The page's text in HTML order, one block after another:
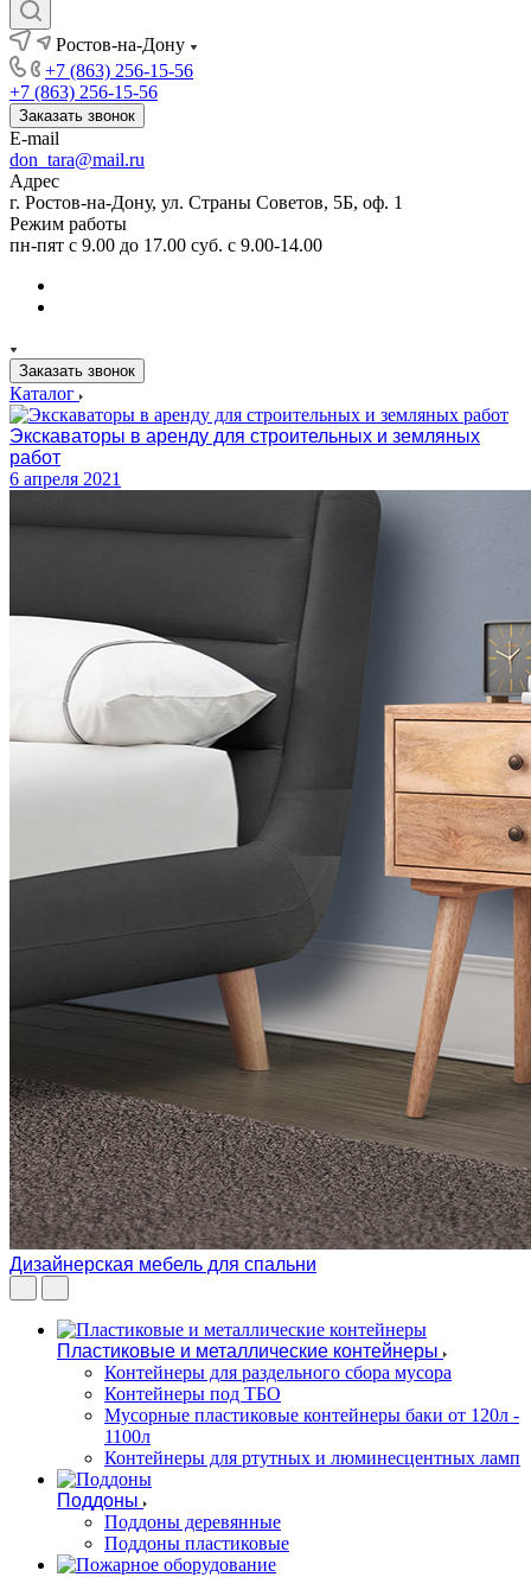
Ростов-на-Дону
+7 (863) 256-15-56
+7 (863) 256-15-56
Заказать звонок
E-mail
don_tara@mail.ru
Адрес
г. Ростов-на-Дону, ул. Страны Советов, 5Б, оф. 1
Режим работы
пн-пят с 9.00 до 17.00 суб. с 9.00-14.00
Заказать звонок
Каталог
Экскаваторы в аренду для строительных и земляных
работ
6 апреля 2021
Дизайнерская мебель для спальни
Пластиковые и металлические контейнеры
Контейнеры для раздельного сбора мусора
Контейнеры под ТБО
Мусорные пластиковые контейнеры баки от 120л -
1100л
Контейнеры для ртутных и люминесцентных ламп
Поддоны
Поддоны деревянные
Поддоны пластиковые